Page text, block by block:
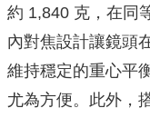
約 1,840 克，在同
內對焦設計讓鏡頭
維持穩定的重心平
尤為方便。此外，